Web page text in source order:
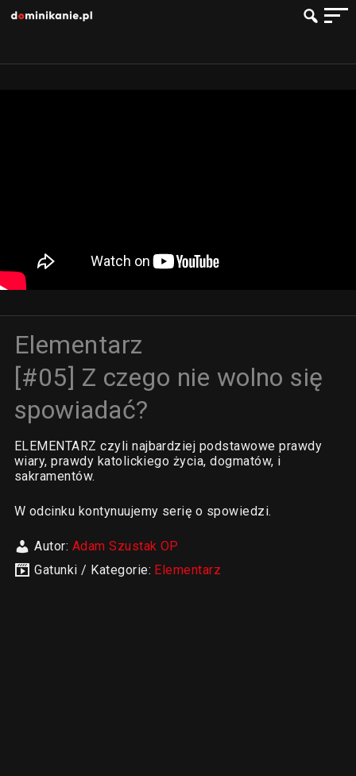
Elementarz
[#05] Z czego nie wolno się
spowiadać?
ELEMENTARZ czyli najbardziej podstawowe prawdy
wiary, prawdy katolickiego życia, dogmatów, i
sakramentów.
W odcinku kontynuujemy serię o spowiedzi.
Autor: Adam Szustak OP
Gatunki / Kategorie: Elementarz